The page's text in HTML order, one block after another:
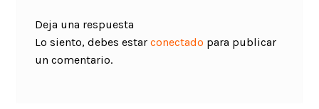
Deja una respuesta
Lo siento, debes estar conectado para publicar
un comentario.